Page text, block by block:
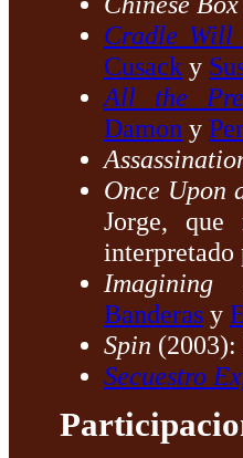
Cradle Will
Cusack y
All the
Damon y
Once Upon
Jorge, que
interpretado
Imagining
Banderas y
Spin (2003):
Secuestro